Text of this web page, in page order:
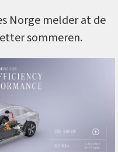
Norge melder at de
sommeren.